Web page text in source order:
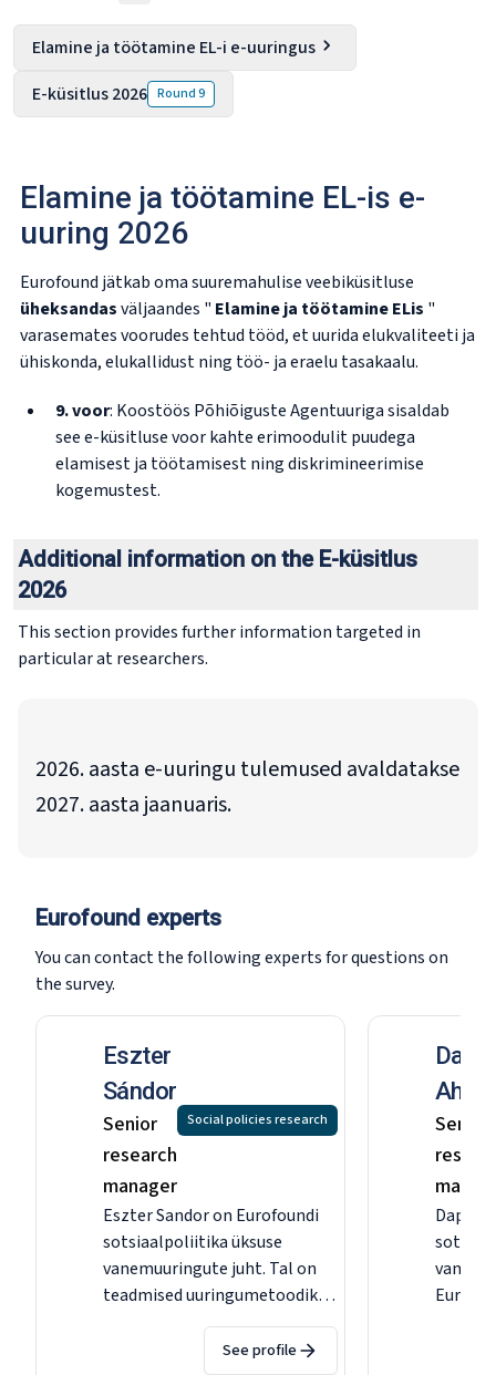
Elamine ja töötamine EL-i e-uuringus
E-küsitlus 2026 Round9
Elamine ja töötamine EL-is e-
uuring 2026
Eurofound jätkab oma suuremahulise veebiküsitluse
üheksandasväljaandes " Elamine ja töötamine ELis "
varasemates voorudes tehtud tööd, et uurida elukvaliteeti ja
ühiskonda, elukallidust ning töö- ja eraelu tasakaalu.
9. voor: Koostöös Põhiõiguste Agentuuriga sisaldab
see e-küsitluse voor kahte erimoodulit puudega
elamisest ja töötamisest ning diskrimineerimise
kogemustest.
Additional information on the E-küsitlus
2026
This section provides further information targeted in
particular at researchers.
2026. aasta e-uuringu tulemused avaldatakse
2027. aasta jaanuaris.
Eurofound experts
You can contact the following experts for questions on
the survey.
Eszter
Sándor
Senior
research
manager
Social policies research
Eszter Sandor on Eurofoundi
sotsiaalpoliitika üksuse
vanemuuringute juht. Tal on
teadmised uuringumetoodika
ja statistilise analüüsi alal, ta
on töötanud Euroopa
See profile
Senior